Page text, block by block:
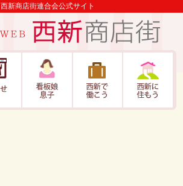
西新商店街連合会公式サイト